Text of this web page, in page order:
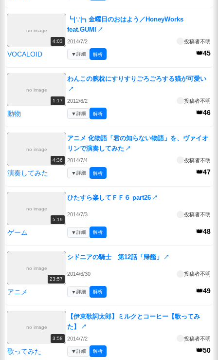
no image
4:03
┗|∵|┓金曜日のおはよう／HoneyWorks
feat.GUMI
↗
2014/7/2 投稿者不明
VOCALOID 👑45
▼詳細 解析
no image
1:17
わんこの腕枕にすりすりごろごろする猫が可愛い
↗
2012/6/2 投稿者不明
動物 👑46
▼詳細 解析
no image
4:36
アニメ 化物語「君の知らない物語」を、ヴァイオ
リンで演奏してみた ↗
2014/7/4 投稿者不明
演奏してみた 👑47
▼詳細 解析
no image
5:19
ひたすら楽してＦＦ６ part26 ↗
2014/7/3 投稿者不明
ゲーム 👑48
▼詳細 解析
no image
23:57
シドニアの騎士 第12話「帰艦」 ↗
2014/6/30 投稿者不明
アニメ 👑49
▼詳細 解析
no image
3:58
【伊東歌詞太郎】ミルクとコーヒー【歌ってみ
た】
↗
2014/7/2 投稿者不明
歌ってみた 👑50
▼詳細 解析